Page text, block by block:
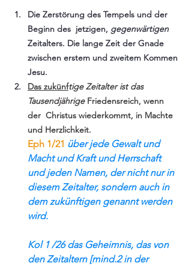
Die Zerstörung des Tempels und der
Beginn des  jetzigen, gegenwärtigen
Zeitalters. Die lange Zeit der Gnade
zwischen erstem und zweitem Kommen
Jesu.
Das zukünftige Zeitalter ist das
Tausendjährige Friedensreich, wenn
der  Christus wiederkommt, in Machte
und Herzlichkeit.
Eph 1/21 über jede Gewalt und
Macht und Kraft und Herrschaft
und jeden Namen, der nicht nur in
diesem Zeitalter, sondern auch in
dem zukünftigen genannt werden
wird.
Kol 1 /26 das Geheimnis, das von
den Zeitaltern [mind.2 in der